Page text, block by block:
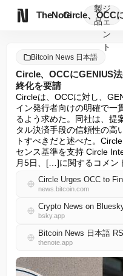
TheNote
製
品
ジ
ェ
ン
ト
Bitcoin News 日本語
Circle、OCCにGENIUS
終化を要請
Circleは、OCCに対し、
イン発行者向けの明確で一
るよう求めた。同社は、提
タル決済手段の信頼性の高
トすべきだと述べた。
センス基準を支持 Circle
月5日、[…]に関するコメン
news.bitcoin.com
Crypto News on
bsky.app
Bitcoin News 日本語
thenote.app